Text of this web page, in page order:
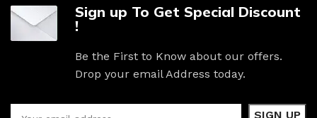
Sign up To Get Special Discount
!
Be the First to Know about our offers.
Drop your email Address today.